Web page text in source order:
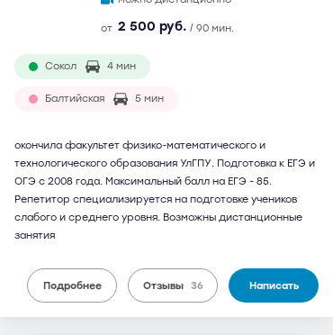
от 2 500 руб. / 90 мин.
Сокол 4 мин
Балтийская 5 мин
окончила факультет физико-математического и
технологического образования УлГПУ. Подготовка к ЕГЭ и
ОГЭ с 2008 года. Максимальный балл на ЕГЭ - 85.
Репетитор специализируется на подготовке учеников
слабого и среднего уровня. Возможны дистанционные
занятия
Подробнее Отзывы 36 Написать